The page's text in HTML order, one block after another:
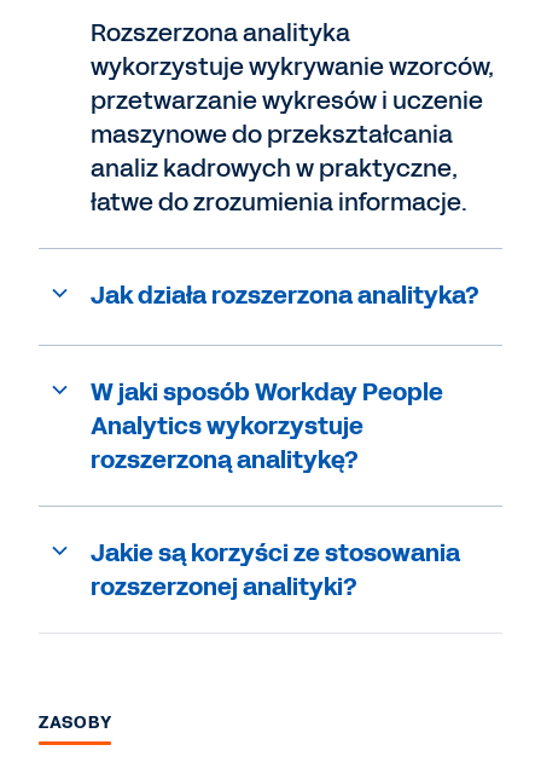
Rozszerzona analityka
wykorzystuje wykrywanie wzorców,
przetwarzanie wykresów i uczenie
maszynowe do przekształcania
analiz kadrowych w praktyczne,
łatwe do zrozumienia informacje.
Jak działa rozszerzona analityka?
W jaki sposób Workday People
Analytics wykorzystuje
rozszerzoną analitykę?
Jakie są korzyści ze stosowania
rozszerzonejanalityki?
ZASOBY